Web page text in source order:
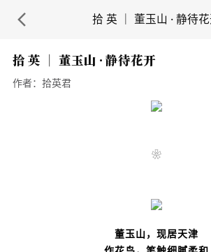
拾 英 ｜ 董玉山 · 静待
拾 英 ｜ 董玉山 · 静待花开
作者： 拾英君
❀
董玉山，现居天津